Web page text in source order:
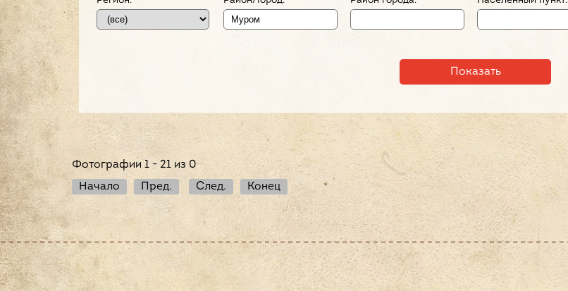
Фотографии 1 - 21 из 0
Начало
Пред. След. Конец